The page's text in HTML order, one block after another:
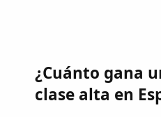
¿Cuánto gana
clase alta en